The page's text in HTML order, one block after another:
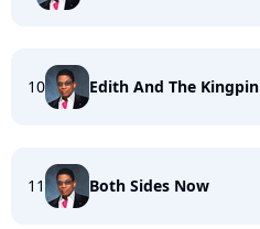
10 Edith And The Kingpin
11 Both Sides Now